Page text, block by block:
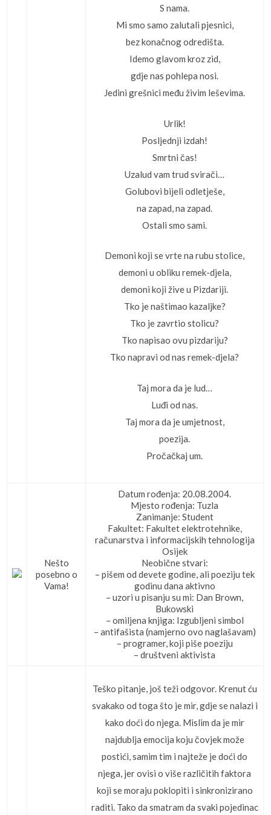
S nama.
Mi smo samo zalutali pjesnici,
bez konačnog odredišta.
Idemo glavom kroz zid,
gdje nas pohlepa nosi.
Jedini grešnici među živim leševima.
Urlik!
Posljednji izdah!
Smrtni čas!
Uzalud vam trud svirači…
Golubovi bijeli odletješe,
na zapad, na zapad.
Ostali smo sami.
Demoni koji se vrte na rubu stolice,
demoni u obliku remek-djela,
demoni koji žive u Pizdariji.
Tko je naštimao kazaljke?
Tko je zavrtio stolicu?
Tko napisao ovu pizdariju?
Tko napravi od nas remek-djela?
Taj mora da je lud…
Luđi od nas.
Taj mora da je umjetnost,
poezija.
Pročačkaj um.
Nešto
posebno o
Vama!
Datum rođenja: 20.08.2004.
Mjesto rođenja: Tuzla
Zanimanje: Student
Fakultet: Fakultet elektrotehnike,
računarstva i informacijskih tehnologija
Osijek
Neobične stvari:
– pišem od devete godine, ali poeziju tek
godinu dana aktivno
– uzori u pisanju su mi: Dan Brown,
Bukowski
– omiljena knjiga: Izgubljeni simbol
– antifašista (namjerno ovo naglašavam)
– programer, koji piše poeziju
– društveni aktivista
Teško pitanje, još teži odgovor. Krenut ću
svakako od toga što je mir, gdje se nalazi i
kako doći do njega. Mislim da je mir
najdublja emocija koju čovjek može
postići, samim tim i najteže je doći do
njega, jer ovisi o više različitih faktora
koji se moraju poklopiti i sinkronizirano
raditi. Tako da smatram da svaki pojedinac